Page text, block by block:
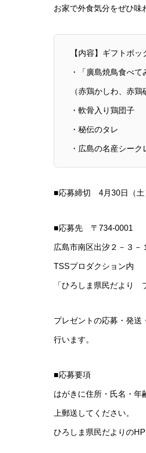
お家で外食気分をぜひ味
【内容】ギフトボッ
・「廣島焼鳥食べて
（赤鶏かしわ、赤
・軟骨入り鶏団子
・秘伝のタレ
・広島の名産シーク
■応募締切 4月30日（土
■応募先 〒734-0001
広島市南区出汐２－３－
TSSプロダクション内
「ひろしま県民だより
プレゼントの応募・発送
行います。
■応募要項
はがきに住所・氏名・年
上郵送してください。
ひろしま県民だよりの